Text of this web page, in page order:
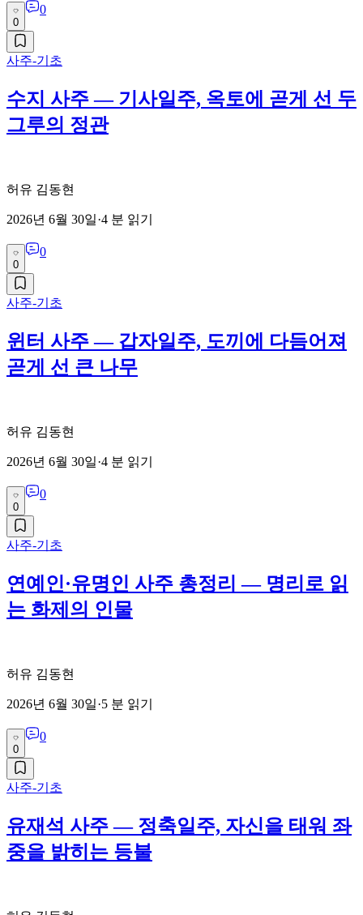
0
0
사주-기초
수지 사주 — 기사일주, 옥토에 곧게 선 두
그루의 정관
허유 김동현
2026년 6월 30일·4 분 읽기
0
0
사주-기초
윈터 사주 — 갑자일주, 도끼에 다듬어져
곧게 선 큰 나무
허유 김동현
2026년 6월 30일·4 분 읽기
0
0
사주-기초
연예인·유명인 사주 총정리 — 명리로 읽
는 화제의 인물
허유 김동현
2026년 6월 30일·5 분 읽기
0
0
사주-기초
유재석 사주 — 정축일주, 자신을 태워 좌
중을 밝히는 등불